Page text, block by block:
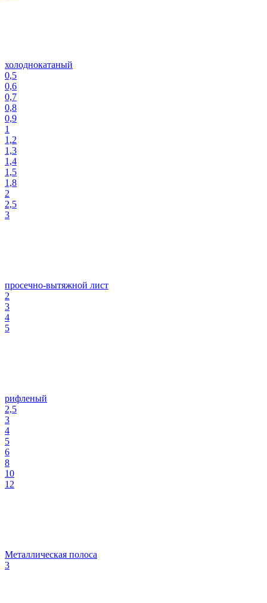
холоднокатаный
0,5
0,6
0,7
0,8
0,9
1
1,2
1,3
1,4
1,5
1,8
2
2,5
3
просечно-вытяжной лист
2
3
4
5
рифленый
2,5
3
4
5
6
8
10
12
Металлическая полоса
3